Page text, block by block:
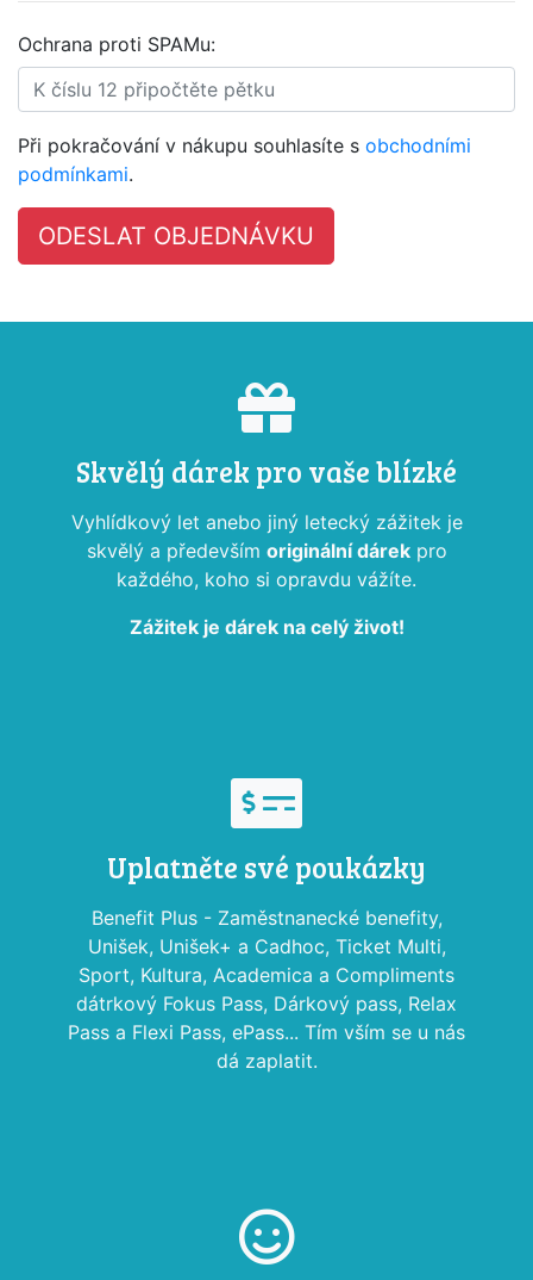
Ochrana proti SPAMu:
Při pokračování v nákupu souhlasíte s obchodními
podmínkami.
Skvělý dárek pro vaše blízké
Vyhlídkový let anebo jiný letecký zážitek je
skvělý a především originální dárekpro
každého, koho si opravdu vážíte.
Zážitek je dárek na celý život!
Uplatněte své poukázky
Benefit Plus - Zaměstnanecké benefity,
Unišek, Unišek+ a Cadhoc, Ticket Multi,
Sport, Kultura, Academica a Compliments
dátrkový Fokus Pass, Dárkový pass, Relax
Pass a Flexi Pass, ePass... Tím vším se u nás
dá zaplatit.